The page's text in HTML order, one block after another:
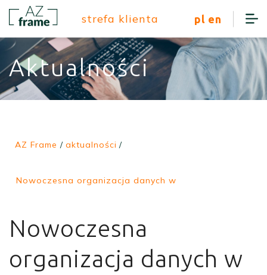
strefa klienta pl en
Aktualności
AZ Frame / aktualności /
Nowoczesna organizacja danych w
Nowoczesna
organizacja danych w